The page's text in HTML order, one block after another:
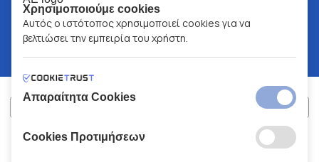
ΧΑΛΚΙΑΔΑΚΗΣ Α.Ε.
Χρησιμοποιούμε cookies
Αυτός ο ιστότοπος χρησιμοποιεί cookies για να
βελτιώσει την εμπειρία του χρήστη.
Απαραίτητα Cookies
Cookies Προτιμήσεων